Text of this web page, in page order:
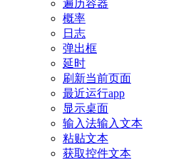
遍历容器
概率
日志
弹出框
延时
刷新当前页面
最近运行app
显示桌面
输入法输入文本
粘贴文本
获取控件文本